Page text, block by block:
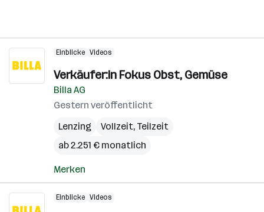
Einblicke Videos
Verkäufer:in Fokus Obst, Gemüse
Billa AG
Gestern veröffentlicht
Lenzing
Vollzeit, Teilzeit
ab 2.251 € monatlich
Merken
Einblicke Videos